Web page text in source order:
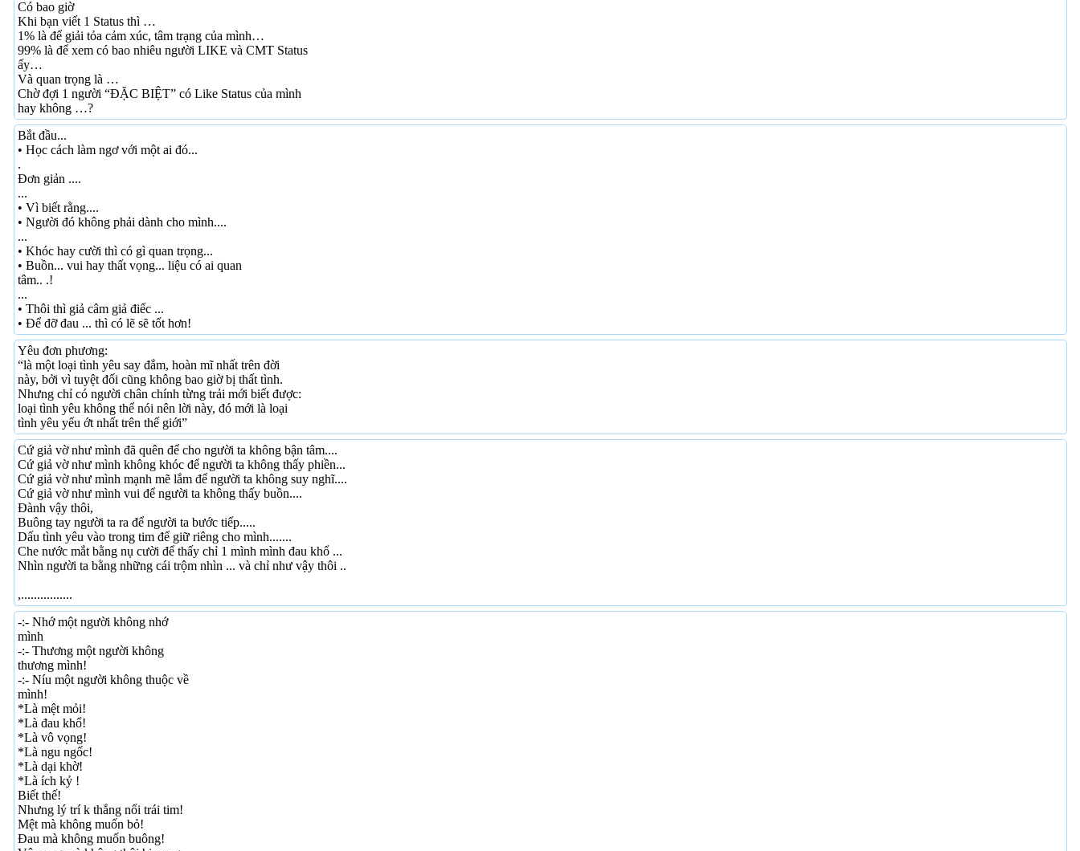
Có bao giờ
Khi bạn viết 1 Status thì …
1% là để giải tỏa cảm xúc, tâm trạng của mình…
99% là để xem có bao nhiêu người LIKE và CMT Status
ấy…
Và quan trọng là …
Chờ đợi 1 người “ĐẶC BIỆT” có Like Status của mình
hay không …?
Bắt đầu...
• Học cách làm ngơ với một ai đó...
.
Đơn giản ....
...
• Vì biết rằng....
• Người đó không phải dành cho mình....
...
• Khóc hay cười thì có gì quan trọng...
• Buồn... vui hay thất vọng... liệu có ai quan
tâm.. .!
...
• Thôi thì giả câm giả điếc ...
• Để đỡ đau ... thì có lẽ sẽ tốt hơn!
Yêu đơn phương:
“là một loại tình yêu say đắm, hoàn mĩ nhất trên đời
này, bởi vì tuyệt đối cũng không bao giờ bị thất tình.
Nhưng chỉ có người chân chính từng trải mới biết được:
loại tình yêu không thể nói nên lời này, đó mới là loại
tình yêu yếu ớt nhất trên thế giới”
Cứ giả vờ như mình đã quên để cho người ta không bận tâm....
Cứ giả vờ như mình không khóc để người ta không thấy phiền...
Cứ giả vờ như mình mạnh mẽ lắm để người ta không suy nghĩ....
Cứ giả vờ như mình vui để người ta không thấy buồn....
Đành vậy thôi,
Buông tay người ta ra để người ta bước tiếp.....
Dấu tình yêu vào trong tim để giữ riêng cho mình.......
Che nước mắt bằng nụ cười để thấy chỉ 1 mình mình đau khổ ...
Nhìn người ta bằng những cái trộm nhìn ... và chỉ như vậy thôi ..
,................
-:- Nhớ một người không nhớ
mình
-:- Thương một người không
thương mình!
-:- Níu một người không thuộc về
mình!
*Là mệt mỏi!
*Là đau khổ!
*Là vô vọng!
*Là ngu ngốc!
*Là dại khờ!
*Là ích kỷ !
Biết thế!
Nhưng lý trí k thắng nổi trái tim!
Mệt mà không muốn bỏ!
Đau mà không muốn buông!